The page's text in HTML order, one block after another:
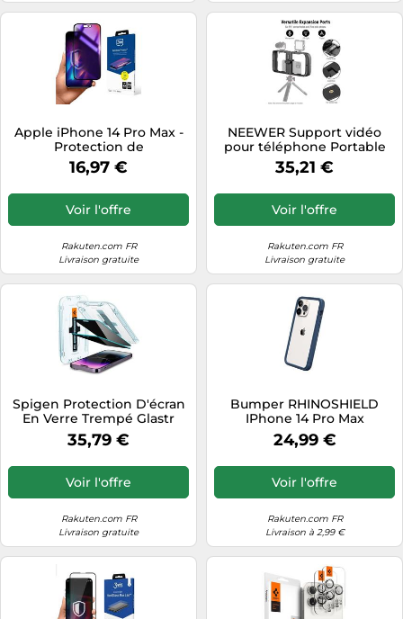
Apple iPhone 14 Pro Max -
Protection de
confidentialité Rainbow
3MK
16,97 €
Voir l'offre
Rakuten.com FR
Livraison gratuite
NEEWER Support vidéo
pour téléphone Portable
Cage stabilisatrice avec
Griffe et Filetage 1/4
Compatible avec iPhone 16
15 Pro Max 14 13 Plus Mini 12
Android
35,21 €
Voir l'offre
Rakuten.com FR
Livraison gratuite
Spigen Protection D'écran
En Verre Trempé Glastr
Privacy Applicator Iphone
14 Pro Max
35,79 €
Voir l'offre
Rakuten.com FR
Livraison gratuite
Bumper RHINOSHIELD
IPhone 14 Pro Max
CrashGuard NX Ble
24,99 €
Voir l'offre
Rakuten.com FR
Livraison à 2,99 €